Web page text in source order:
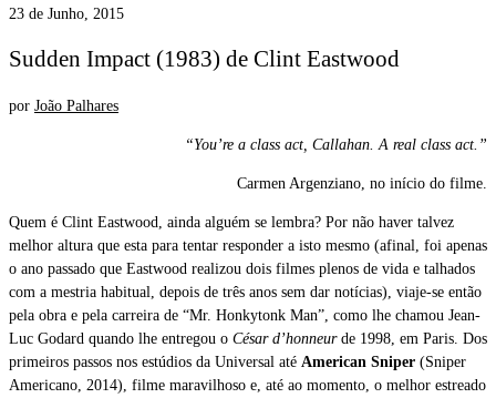
23 de Junho, 2015
Sudden Impact (1983) de Clint Eastwood
por João Palhares
“You’re a class act, Callahan. A real class act.”
Carmen Argenziano, no início do filme.
Quem é Clint Eastwood, ainda alguém se lembra? Por não haver talvez
melhor altura que esta para tentar responder a isto mesmo (afinal, foi apenas
o ano passado que Eastwood realizou dois filmes plenos de vida e talhados
com a mestria habitual, depois de três anos sem dar notícias), viaje-se então
pela obra e pela carreira de “Mr. Honkytonk Man”, como lhe chamou Jean-
Luc Godard quando lhe entregou o César d’honneurde 1998, em Paris. Dos
primeiros passos nos estúdios da Universal até American Sniper (Sniper
Americano, 2014), filme maravilhoso e, até ao momento, o melhor estreado